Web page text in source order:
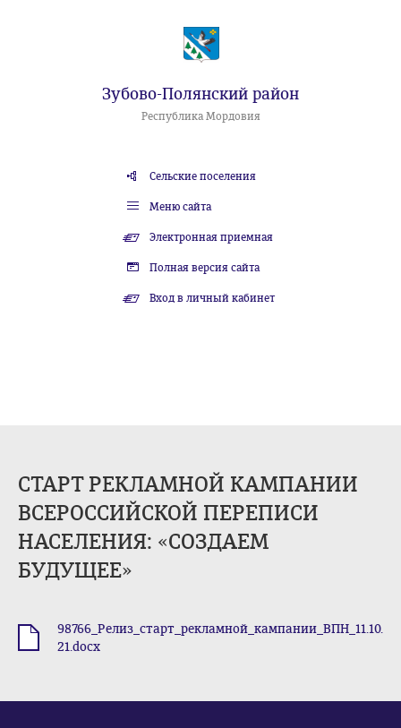
Зубово-Полянский район
Республика Мордовия
Сельские поселения
Меню сайта
Электронная приемная
Полная версия сайта
Вход в личный кабинет
СТАРТ РЕКЛАМНОЙ КАМПАНИИ
ВСЕРОССИЙСКОЙ ПЕРЕПИСИ
НАСЕЛЕНИЯ: «СОЗДАЕМ
БУДУЩЕЕ»
98766_Релиз_старт_рекламной_кампании_ВПН_11.10.
21.docx